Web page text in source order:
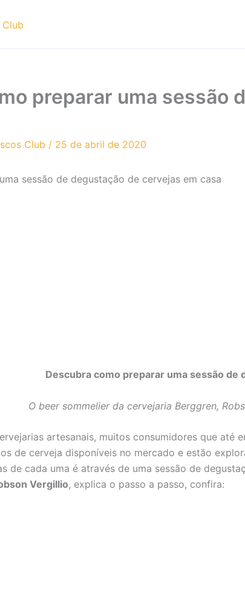
preparar uma sessão
Club / 25 de abril de 2020
sessão de degustação de cervejas em casa
Descubra como preparar uma sessão de
O beer sommelier da cervejaria Berggren,
artesanais, muitos consumidores que
de cerveja disponíveis no mercado e estão
de cada uma é através de uma sessão de
Vergillio, explica o passo a passo, confira: